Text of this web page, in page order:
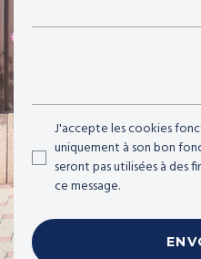
J'accepte les cookies
uniquement à son bon
seront pas utilisées à des
ce message.